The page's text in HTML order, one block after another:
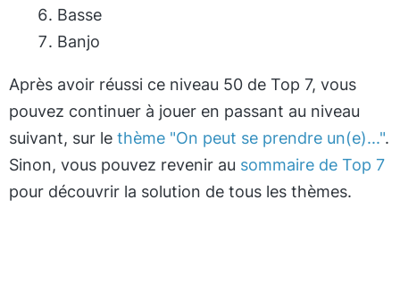
Basse
Banjo
Après avoir réussi ce niveau 50 de Top 7, vous
pouvez continuer à jouer en passant au niveau
suivant, sur le thème "On peut se prendre un(e)...".
Sinon, vous pouvez revenir au sommaire de Top 7
pour découvrir la solution de tous les thèmes.